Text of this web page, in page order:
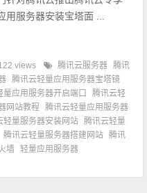
服务器安装宝塔面 ...
views 腾讯云服务器 腾讯
腾讯云轻量应用服务器宝塔镜
量应用服务器开启端口
腾讯云轻
网站教程
腾讯云轻量应用服务器
轻量服务器安装网站 腾讯云轻量
腾讯云轻量服务器搭建网站 腾讯
墙 轻量应用服务器